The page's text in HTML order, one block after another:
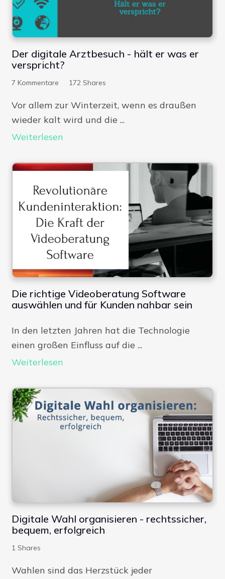
Der digitale Arztbesuch - hält er was er
verspricht?
7 Kommentare 172 Shares
Vor allem zur Winterzeit, wenn es draußen
wieder kalt wird und die ...
Weiterlesen
Die richtige Videoberatung Software
auswählen und für Kunden nahbar sein
In den letzten Jahren hat die Technologie
einen großen Einfluss auf die ...
Weiterlesen
Digitale Wahl organisieren - rechtssicher,
bequem, erfolgreich
1 Shares
Wahlen sind das Herzstück jeder